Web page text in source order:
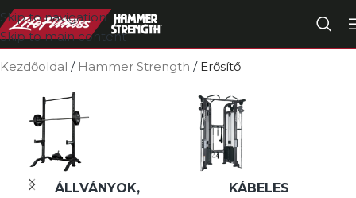
Skip to navigation
Skip to main content
Kezdőoldal / Hammer Strength / Erősítő
ÁLLVÁNYOK,
KÁBELES